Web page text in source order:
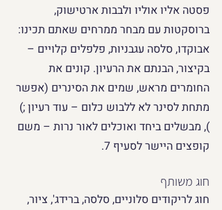
פסטה אליו אוליו ולבבות ארטישוק,
ברוסקטות עם מבחר ממרחים שאתם תכינו:
אבוקדו, סלסה עגבניות, פלפלים קלויים –
בקיצור, הבנתם את הרעיון. קונים את
החומרים מראש, שמים את הסינרים (אפשר
מתחת לסינר לא ללבוש כלום – עוד רעיון ;)
), מבשלים ביחד ואוכלים לאור נרות – משם
קופצים היישר לסעיף 7.
חוג משותף
חוג לריקודים סלוניים, סלסה, ברידג', ציור,